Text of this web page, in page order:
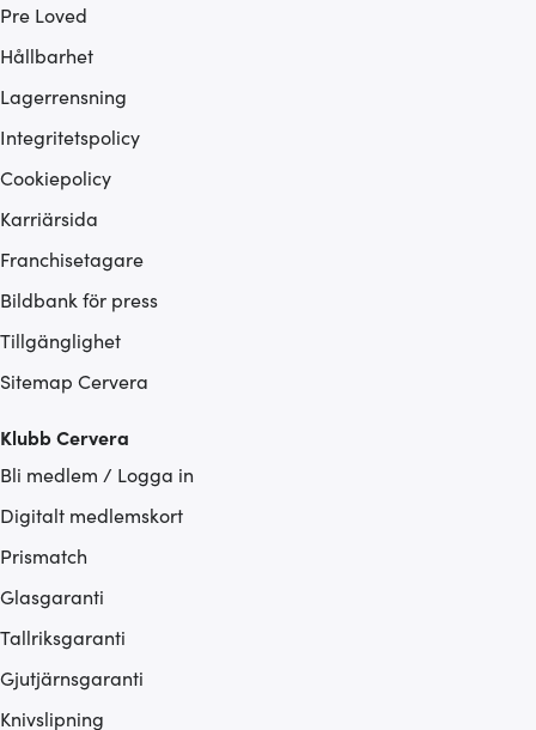
Pre Loved
Hållbarhet
Lagerrensning
Integritetspolicy
Cookiepolicy
Karriärsida
Franchisetagare
Bildbank för press
Tillgänglighet
Sitemap Cervera
Klubb Cervera
Bli medlem / Logga in
Digitalt medlemskort
Prismatch
Glasgaranti
Tallriksgaranti
Gjutjärnsgaranti
Knivslipning